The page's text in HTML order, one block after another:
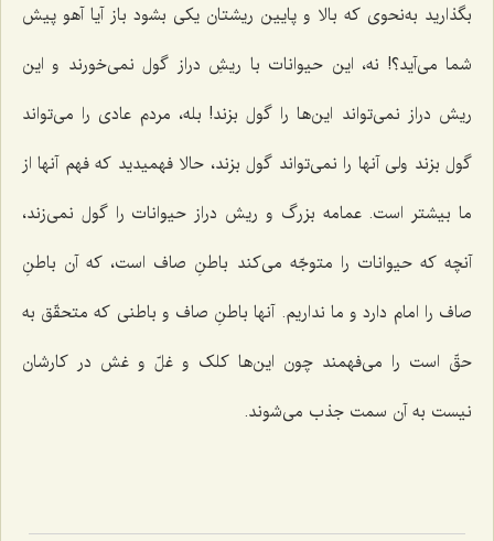
بگذارید به‌نحوی که بالا و پایین ریشتان یکى بشود باز آیا آهو پیش
شما مى‌آید؟! نه، این حیوانات با ریشِ دراز گول نمى‌خورند و این
ریش دراز نمى‌تواند این‌ها را گول بزند! بله، مردم عادى را می‌تواند
گول بزند ولی آنها را نمی‌تواند گول بزند، حالا فهمیدید که فهم آنها از
ما بیشتر است. عمامه بزرگ و ریش دراز حیوانات را گول نمى‌زند،
آنچه که حیوانات را متوجّه مى‌کند باطنِ صاف است، که آن باطنِ
صاف را امام دارد و ما نداریم. آنها باطنِ صاف و باطنى که متحقّق به
حقّ است را مى‌فهمند چون این‌ها کلک و غلّ و غش در کارشان
نیست به آن سمت جذب مى‌شوند.